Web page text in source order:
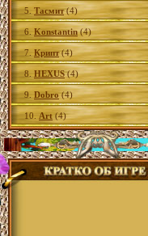
5. Тасмит(4)
6. Konstantin(4)
7. Крипт(4)
8. HEXUS(4)
9. Dobro(4)
10. Art (4)